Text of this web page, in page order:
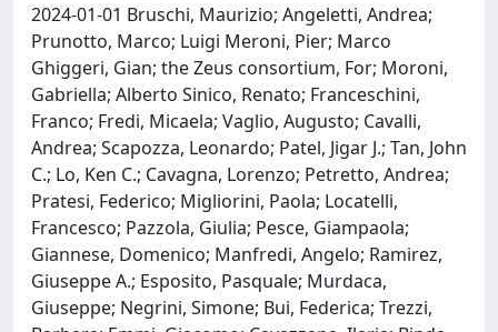
2024-01-01 Bruschi, Maurizio; Angeletti, Andrea;
Prunotto, Marco; Luigi Meroni, Pier; Marco
Ghiggeri, Gian; the Zeus consortium, For; Moroni,
Gabriella; Alberto Sinico, Renato; Franceschini,
Franco; Fredi, Micaela; Vaglio, Augusto; Cavalli,
Andrea; Scapozza, Leonardo; Patel, Jigar J.; Tan, John
C.; Lo, Ken C.; Cavagna, Lorenzo; Petretto, Andrea;
Pratesi, Federico; Migliorini, Paola; Locatelli,
Francesco; Pazzola, Giulia; Pesce, Giampaola;
Giannese, Domenico; Manfredi, Angelo; Ramirez,
Giuseppe A.; Esposito, Pasquale; Murdaca,
Giuseppe; Negrini, Simone; Bui, Federica; Trezzi,